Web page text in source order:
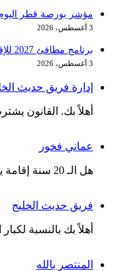
مؤشر بورصة قطر اليوم:
3 أغسطس، 2026
برنامج مطافئ 2027 للإقامة الفنية في قطر: الشروط ورابط التقديم الرسمي
3 أغسطس، 2026
إدارة فريق حديث
أهلاً بك. القانون
عماني فخور
هل الـ 20 سنة إقامة يجب أن تكون متواصلة أم يمكن أن تتخللها س...
فريق حديث الخليج
أهلاً بك بالنسبة
المنتصر بالله